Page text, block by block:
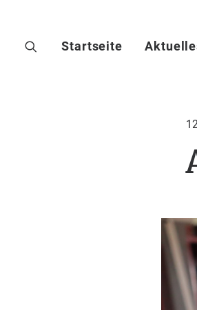
Startseite